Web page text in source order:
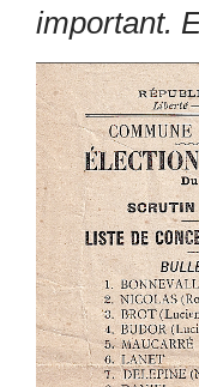
important.